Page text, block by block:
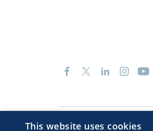
This website uses cookies